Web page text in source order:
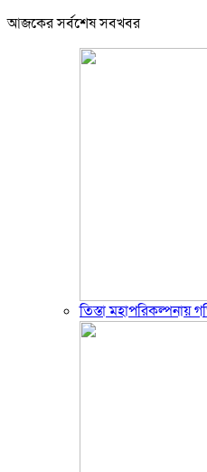
আজকের সর্বশেষ সবখবর
তিস্তা মহাপরিকল্পনায়